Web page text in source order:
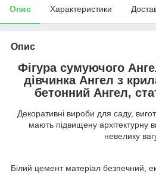
Опис Характеристики
Опис
Фігура сумуючого
дівчинка Ангел з
бетонний Ангел,
Декоративні вироби для саду,
мають підвищену архітектурну
невелику
Білий цемент матеріал безпечний,